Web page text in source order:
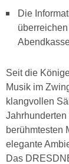
Die
Seit die
Musik im
klangvollen
berühmtesten
elegante
Das